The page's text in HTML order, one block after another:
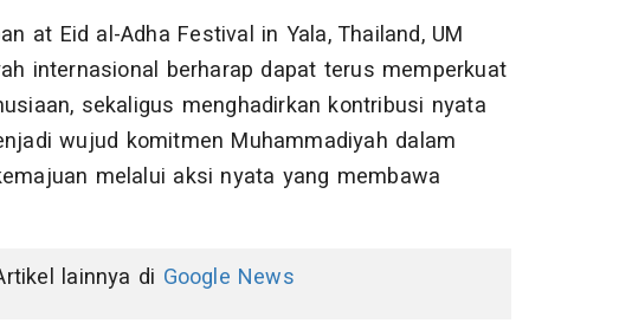
at Eid al-Adha Festival in Yala, Thailand, UM
internasional berharap dapat terus memperkuat
sekaligus menghadirkan kontribusi nyata
wujud komitmen Muhammadiyah dalam
melalui aksi nyata yang membawa
lainnya di Google News